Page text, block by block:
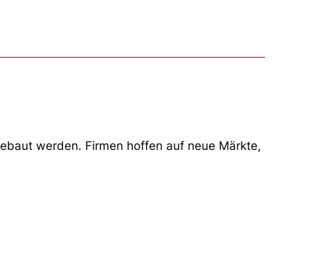
werden. Firmen hoffen auf neue Märkte,